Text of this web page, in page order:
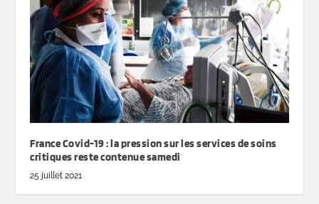
France Covid-19 : la pression sur les services de soins
critiques reste contenue samedi
25 juillet 2021